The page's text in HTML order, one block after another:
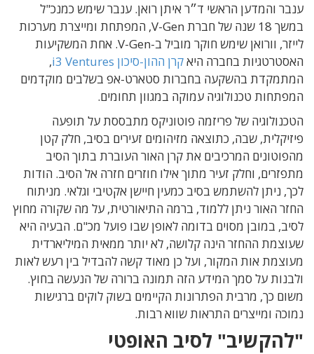
ענבר והמדען הראשי ד״ר איתן רואן. ענבר שימש כמנכ"ל
במשך 18 שנה של חברת V-Gen, המפתחת ומייצרת מערכות
לייזר, וורואן שימש חוקר מוביל ב-V-Gen. אחת המשקיעות
האסטרטגיות בחברה היאקרן ההון-סיכון i3 Ventures
,
המתמקדת בהשקעה בחברות סטארט-אפ בשלבים מוקדמים
המפתחות טכנולוגיה עמוקה במגוון תחומים.
הטכנולוגיה של פריזמה פוטוניקס מתבססת על תופעה
פיזיקלית, שבה, כתוצאה מזיהומים זעירים בסיב, חלק קטן
מהפוטונים המרכיבים את קרן האור העוברת בתוך הסיב
מתפזרים, וחלק זעיר מתוך אילו חוזרים חזרה אל הסיב. הודות
לכך, ניתן להשתמש בסיב כמעין חיישן אקטיבי וגלאי. מניתוח
החזר האור ניתן ללמוד, ברמה התיאורטית, על מה שקורה מחוץ
לסיב, במובן מסוים בדומה לאופן שבו פועל מכ"ם. הבעיה היא
שעוצמת ההחזר הינה קלושה, לא יותר ממאית המיליארדית
מעוצמת אות המקור, ועל כן מאוד קשה להבדיל בין רעש לאות
ולבנות על סמך המידע הזה תמונה ברורה של הנעשה בחוץ.
משום כך, מרבית הפתרונות הקיימים בשוק לוקים ברגישות
נמוכה ומייצרים התראות שווא רבות.
"להקשיב" לסיב האופטי